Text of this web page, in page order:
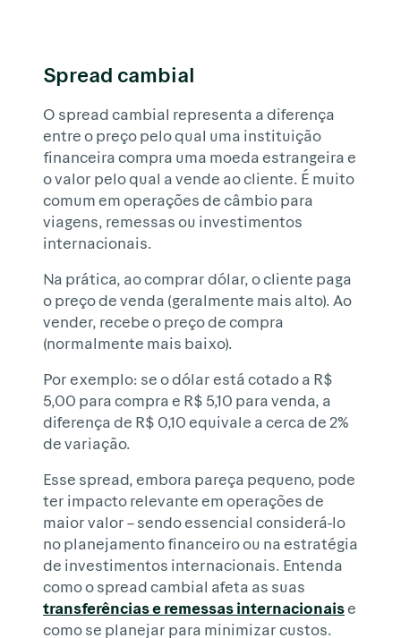
Spread cambial
O spread cambial representa a diferença
entre o preço pelo qual uma instituição
financeira compra uma moeda estrangeira e
o valor pelo qual a vende ao cliente. É muito
comum em operações de câmbio para
viagens, remessas ou investimentos
internacionais.
Na prática, ao comprar dólar, o cliente paga
o preço de venda (geralmente mais alto). Ao
vender, recebe o preço de compra
(normalmente mais baixo).
Por exemplo: se o dólar está cotado a R$
5,00 para compra e R$ 5,10 para venda, a
diferença de R$ 0,10 equivale a cerca de 2%
de variação.
Esse spread, embora pareça pequeno, pode
ter impacto relevante em operações de
maior valor – sendo essencial considerá-lo
no planejamento financeiro ou na estratégia
de investimentos internacionais. Entenda
como o spread cambial afeta as suas
transferências e remessas internacionaise
como se planejar para minimizar custos.